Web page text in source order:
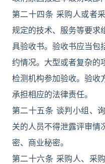
第二十四条 采购人或者
规定的技术、服务等要求
具验收书。验收书应当包
约情况。大型或者复杂的
检测机构参加验收。验收
承担相应的法律责任。
第二十五条 谈判小组、
关的人员不得泄露评审情
密、商业秘密。
第二十六条 采购人、采